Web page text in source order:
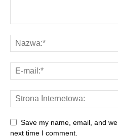
Save my name, email, and
next time I comment.